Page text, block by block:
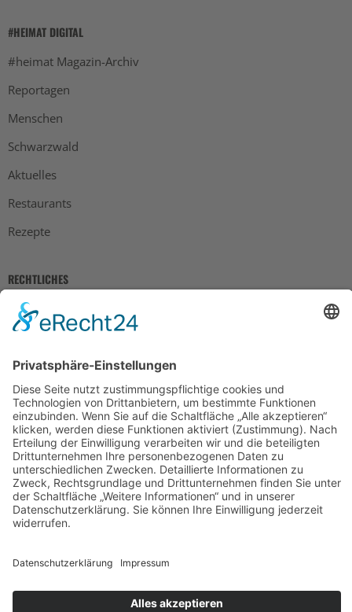
#HEIMAT DIGITAL
#heimat Magazin-Archiv
Reportagen
Menschen
Schwarzwald
Aktuelles
Restaurants
Rezepte
RECHTLICHES
Impressum
Datenschutz
AGB
Widerrufsbelehrung
Bankdaten